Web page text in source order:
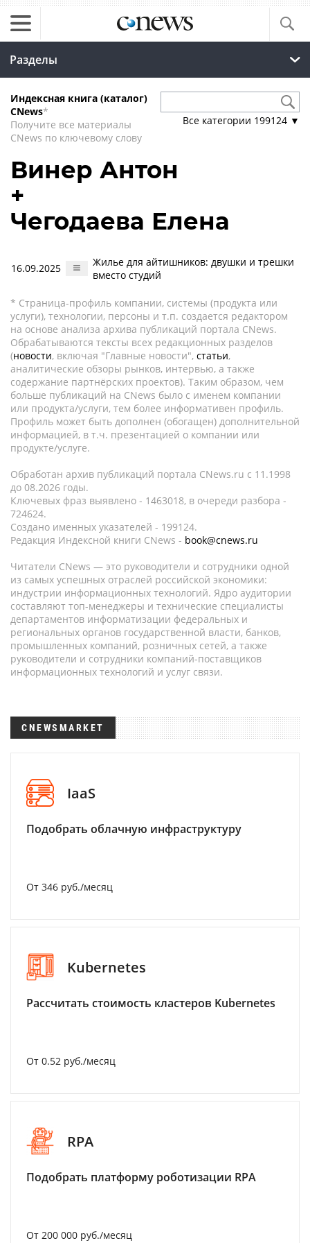
Разделы
Индексная книга (каталог)
CNews*
Получите все материалы
CNews по ключевому слову
Все категории 199124 ▼
Винер Антон
+
Чегодаева Елена
16.09.2025
Жилье для айтишников: двушки и трешки
вместо студий
* Страница-профиль компании, системы (продукта или
услуги), технологии, персоны и т.п. создается редактором
на основе анализа архива публикаций портала CNews.
Обрабатываются тексты всех редакционных разделов
(новости, включая "Главные новости", статьи,
аналитические обзоры рынков, интервью, а также
содержание партнёрских проектов). Таким образом, чем
больше публикаций на CNews было с именем компании
или продукта/услуги, тем более информативен профиль.
Профиль может быть дополнен (обогащен) дополнительной
информацией, в т.ч. презентацией о компании или
продукте/услуге.
Обработан архив публикаций портала CNews.ru c 11.1998
до 08.2026 годы.
Ключевых фраз выявлено - 1463018, в очереди разбора -
724624.
Создано именных указателей - 199124.
Редакция Индексной книги CNews - book@cnews.ru
Читатели CNews — это руководители и сотрудники одной
из самых успешных отраслей российской экономики:
индустрии информационных технологий. Ядро аудитории
составляют топ-менеджеры и технические специалисты
департаментов информатизации федеральных и
региональных органов государственной власти, банков,
промышленных компаний, розничных сетей, а также
руководители и сотрудники компаний-поставщиков
информационных технологий и услуг связи.
CNEWSMARKET
IaaS
Подобрать облачную инфраструктуру
От 346 руб./месяц
Kubernetes
Рассчитать стоимость кластеров Kubernetes
От 0.52 руб./месяц
RPA
Подобрать платформу роботизации RPA
От 200 000 руб./месяц